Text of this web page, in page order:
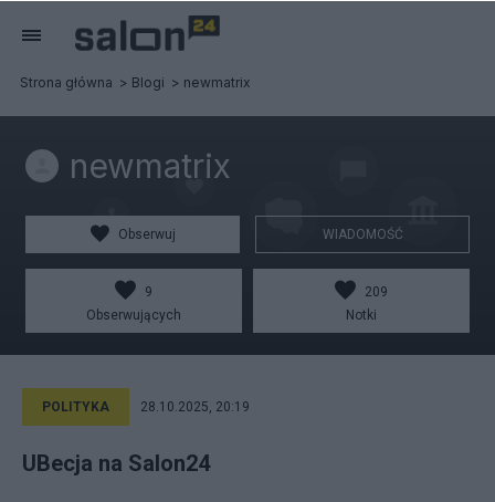
Strona główna Blogi newmatrix
newmatrix
Obserwuj WIADOMOŚĆ
9
Obserwujących
209
Notki
POLITYKA 28.10.2025, 20:19
UBecja na Salon24